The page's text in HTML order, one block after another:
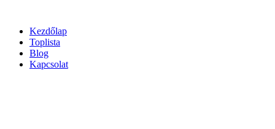
tartalomhozKezdőlap
Toplista
Blog
Kapcsolat